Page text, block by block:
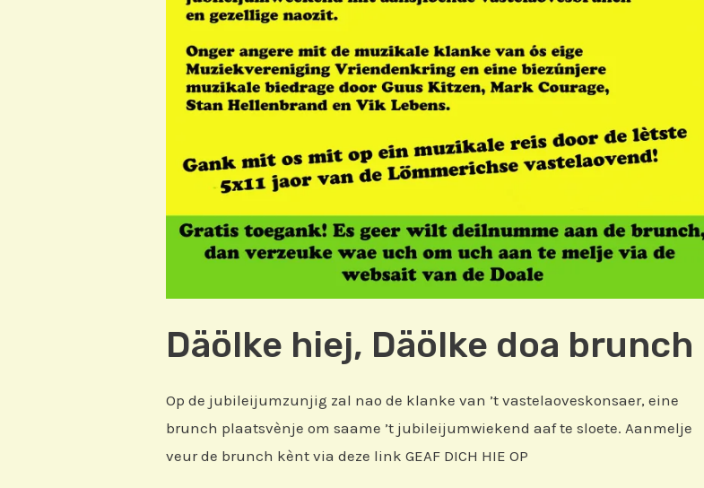
Däölke hiej, Däölke doa brunch
Op de jubileijumzunjig zal nao de klanke van ’t vastelaoveskonsaer, eine
brunch plaatsvènje om saame ’t jubileijumwiekend aaf te sloete. Aanmelje
veur de brunch kènt via deze link GEAF DICH HIE OP